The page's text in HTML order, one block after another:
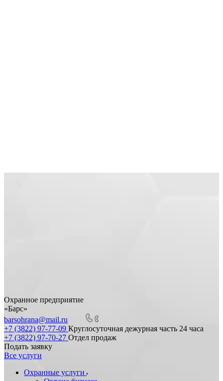
Охранное предприятие
«Барс»
barsohrana@mail.ru
+7 (3822) 97-77-09 Круглосуточная дежурная часть 24 часа
+7 (3822) 97-70-27 Отдел продаж
Подать заявку
Все услуги
Охранные услуги